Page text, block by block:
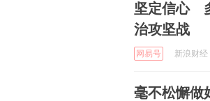
坚定信心
治攻坚战
网易号 新浪财
毫不松懈做